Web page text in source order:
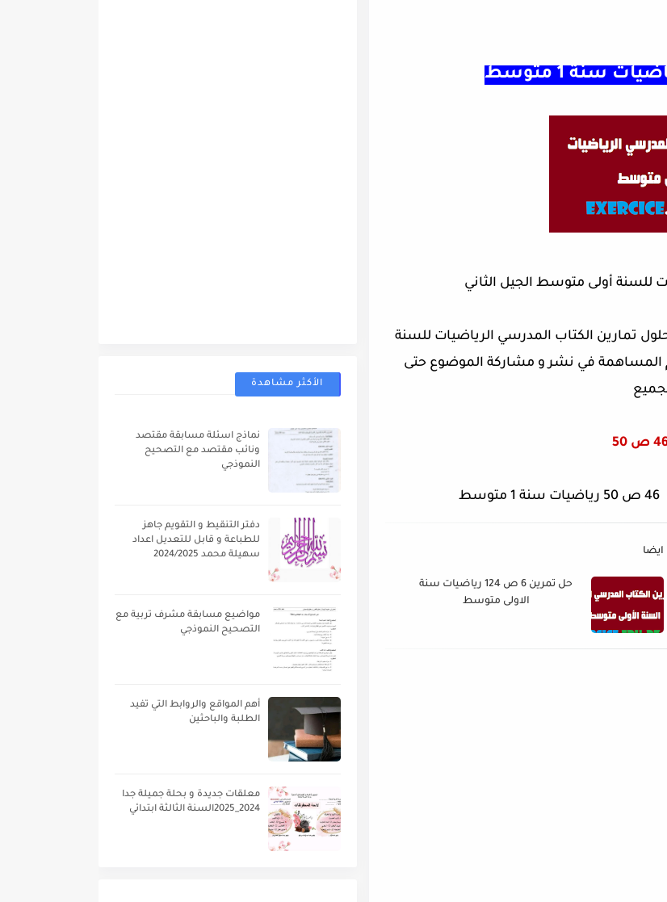
للسنة أولى متوسط الجيل الثاني
تمارين الكتاب المدرسي الرياضيات للسنة
المساهمة في نشر و مشاركة الموضوع حتى
حل تمرين 6 ص 124 رياضيات سنة
الاولى متوسط
الأكثر مشاهدة
نماذج اسئلة مسابقة مقتصد
ونائب مقتصد مع التصحيح
النموذجي
دفتر التنقيط و التقويم جاهز
للطباعة و قابل للتعديل اعداد
سهيلة محمد 2024/2025
مواضيع مسابقة مشرف تربية مع
التصحيح النموذجي
أهم المواقع والروابط التي تفيد
الطلبة والباحثين
معلقات جديدة و بحلة جميلة جدا
2024_2025السنة الثالثة ابتدائي